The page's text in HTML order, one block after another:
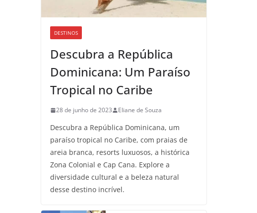
DESTINOS
Descubra a República
Dominicana: Um Paraíso
Tropical no Caribe
28 de junho de 2023 Eliane de Souza
Descubra a República Dominicana, um
paraíso tropical no Caribe, com praias de
areia branca, resorts luxuosos, a histórica
Zona Colonial e Cap Cana. Explore a
diversidade cultural e a beleza natural
desse destino incrível.